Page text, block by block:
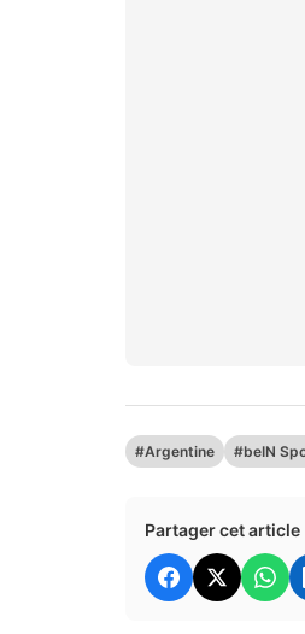
#Argentine #beIN
Partager cet article